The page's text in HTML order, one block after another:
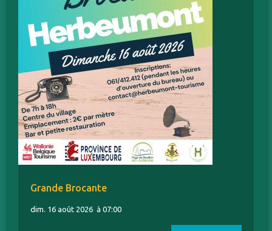
Grande Brocante
dim. 16 août 2026 à 07:00